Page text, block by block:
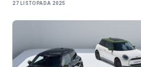
27 LISTOPADA 2025